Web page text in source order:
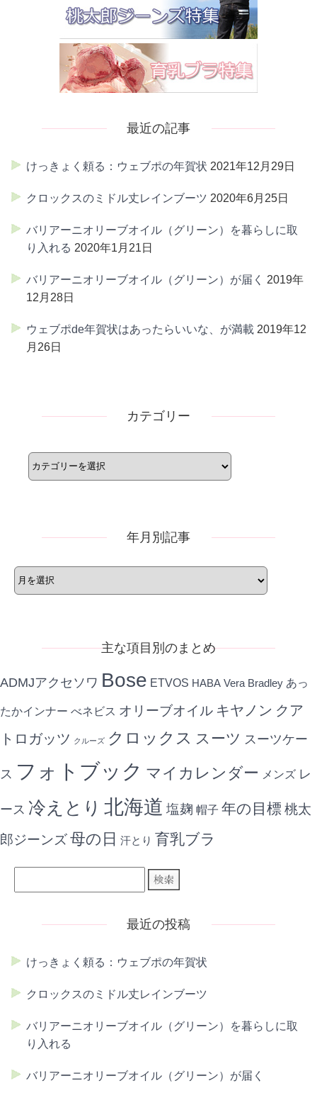
最近の記事
けっきょく頼る：ウェブポの年賀状 2021年12月29日
クロックスのミドル丈レインブーツ 2020年6月25日
バリアーニオリーブオイル（グリーン）を暮らしに取
り入れる 2020年1月21日
バリアーニオリーブオイル（グリーン）が届く
2019年
12月28日
ウェブポde年賀状はあったらいいな、が満載 2019年12
月26日
カテゴリー
年月別記事
主な項目別のまとめ
ADMJアクセソワ Bose ETVOS HABA Vera Bradley あっ
たかインナー べネビス オリーブオイル キヤノン クア
トロガッツ クルーズ クロックス スーツ スーツケー
ス フォトブック マイカレンダー メンズ レ
ース 冷えとり 北海道 塩麹 帽子 年の目標 桃太
郎ジーンズ母の日 汗とり 育乳ブラ
最近の投稿
けっきょく頼る：ウェブポの年賀状
クロックスのミドル丈レインブーツ
バリアーニオリーブオイル（グリーン）を暮らしに取
り入れる
バリアーニオリーブオイル（グリーン）が届く